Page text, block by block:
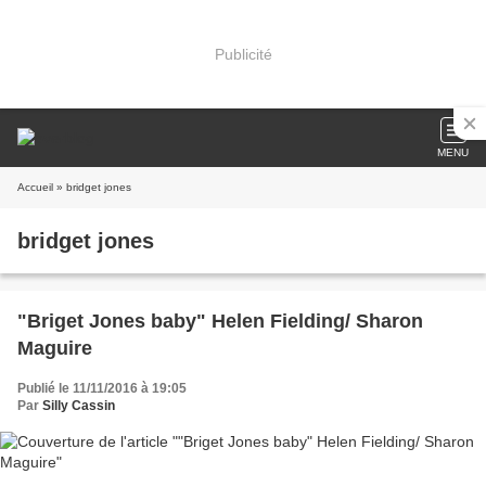
Publicité
MENU
Accueil » bridget jones
bridget jones
"Briget Jones baby" Helen Fielding/ Sharon
Maguire
Publié le 11/11/2016 à 19:05
Par Silly Cassin